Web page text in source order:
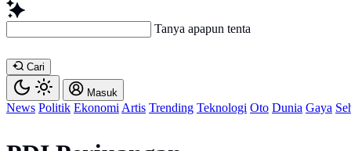
Tanya apapun tentang artikel i
Cari
Masuk
News Politik Ekonomi Artis Trending Teknologi Oto Dunia Gaya